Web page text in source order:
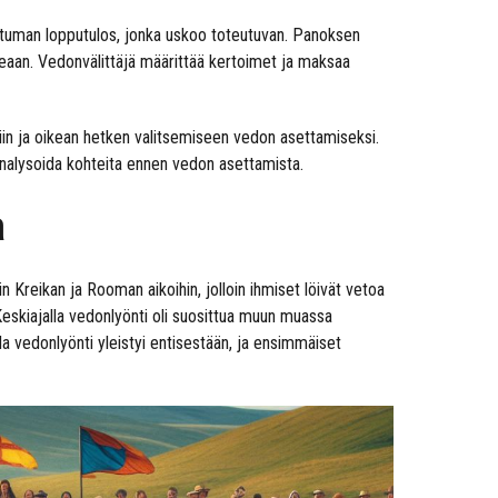
lopputulos, jonka uskoo toteutuvan. Panoksen
Vedonvälittäjä määrittää kertoimet ja maksaa
ja oikean hetken valitsemiseen vedon asettamiseksi.
kohteita ennen vedon asettamista.
Kreikan ja Rooman aikoihin, jolloin ihmiset löivät vetoa
vedonlyönti oli suosittua muun muassa
vedonlyönti yleistyi entisestään, ja ensimmäiset